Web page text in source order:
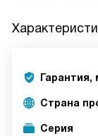
Гарантия,
Страна
Серия